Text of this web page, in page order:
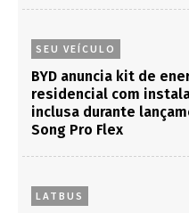
SEU VEÍCULO
BYD anuncia kit de
residencial com
inclusa durante
Song Pro Flex
LATBUS